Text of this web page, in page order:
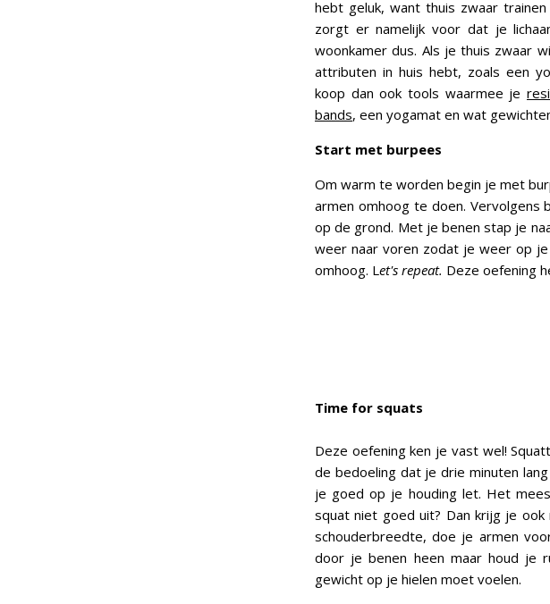
hebt geluk, want thuis zwaar
zorgt er namelijk voor dat je
woonkamer dus. Als je thuis zwaar
attributen in huis hebt, zoals een
koop dan ook tools waarmee je
bands, een yogamat en wat
Start met burpees
Om warm te worden begin je met
armen omhoog te doen.
op de grond. Met je benen stap je
weer naar voren zodat je weer op
omhoog. Let's repeat. Deze oefening
Time for squats
Deze oefening ken je vast wel!
de bedoeling dat je drie minuten
je goed op je houding let. Het
squat niet goed uit? Dan krijg je
schouderbreedte, doe je armen
door je benen heen maar houd je
gewicht op je hielen moet voelen.